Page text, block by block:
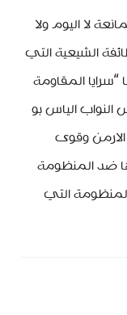
لا اليوم ولا
الشيعية التي
المقاومة
النواب الياس بو
وقوى
ضد المنظومة
التي